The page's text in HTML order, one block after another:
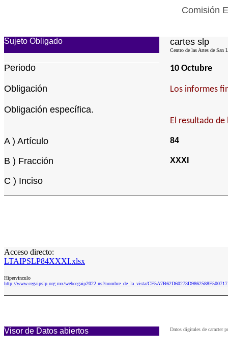
Comisión
Sujeto Obligado cartes slp
Centro de las Artes de San
Periodo 10 Octubre
Obligación Los informes
Obligación específica.
El resultado
A ) Artículo 84
B ) Fracción XXXI
C ) Inciso
Acceso directo:
LTAIPSLP84XXXI.xlsx
Hipervinculo
http://www.cegaipslp.org.mx/webcegaip2022.nsf/nombre_de_la_vista/
Visor de Datos abiertos Datos digitales de caracter